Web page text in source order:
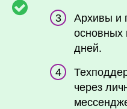
Архивы и
основных
дней.
через